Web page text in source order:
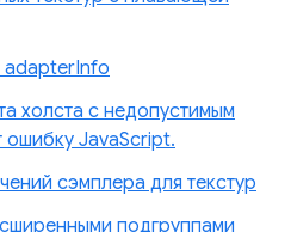
adapterInfo
холста с недопустимым
JavaScript.
сэмплера для текстур
подгруппами